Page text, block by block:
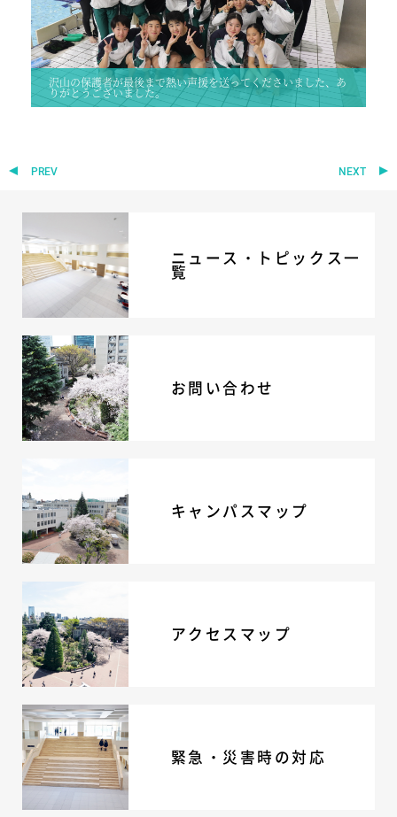
沢山の保護者が最後まで熱い声援を送ってくださいました、あ
りがとうございました。
PREV NEXT
ニュース・トピックス一
覧
お問い合わせ
キャンパスマップ
アクセスマップ
緊急・災害時の対応